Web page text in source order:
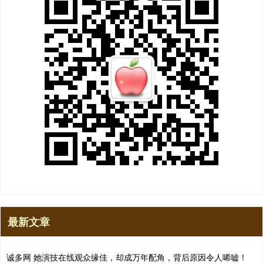
最新文章
诚多网 她演技在线观众缘佳，却成万年配角，背后原因令人唏嘘！